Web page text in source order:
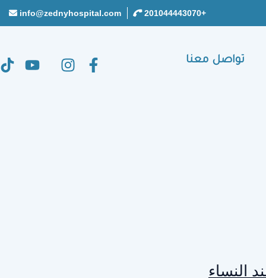
+201044443070
info@zednyhospital.com
تواصل معنا
النساء